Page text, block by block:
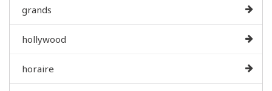
grands
hollywood
horaire